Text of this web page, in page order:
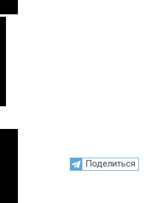
Поделиться